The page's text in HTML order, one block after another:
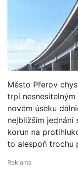
Město Přerov
trpí
novém úseku
nejbližším jednání
korun na
to alespoň trochu